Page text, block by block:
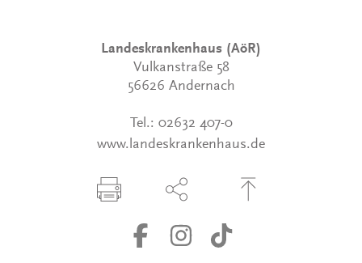
Landeskrankenhaus (AöR)
Vulkanstraße 58
56626 Andernach
Tel.: 02632 407-0
www.landeskrankenhaus.de